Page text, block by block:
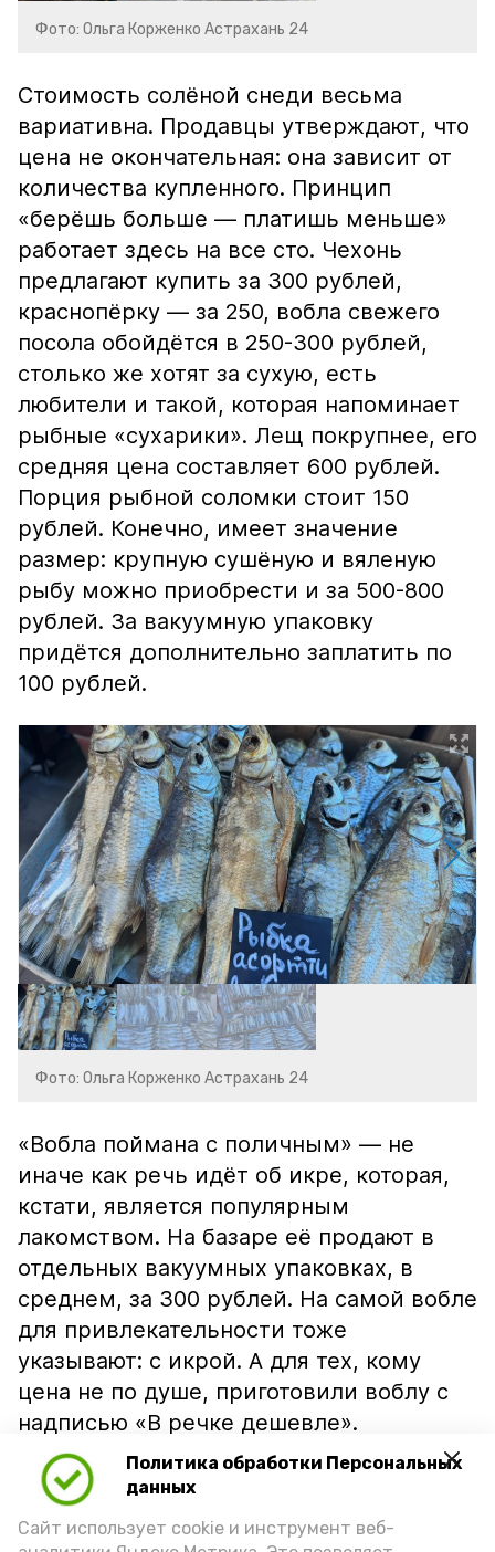
Политика обработки Персональных
данных
Сайт использует cookie и инструмент веб-
Фото: Ольга Корженко Астрахань 24
Стоимость солёной снеди весьма
вариативна. Продавцы утверждают, что
цена не окончательная: она зависит от
количества купленного. Принцип
«берёшь больше — платишь меньше»
работает здесь на все сто. Чехонь
предлагают купить за 300 рублей,
краснопёрку — за 250, вобла свежего
посола обойдётся в 250-300 рублей,
столько же хотят за сухую, есть
любители и такой, которая напоминает
рыбные «сухарики». Лещ покрупнее, его
средняя цена составляет 600 рублей.
Порция рыбной соломки стоит 150
рублей. Конечно, имеет значение
размер: крупную сушёную и вяленую
рыбу можно приобрести и за 500-800
рублей. За вакуумную упаковку
придётся дополнительно заплатить по
100 рублей.
Фото: Ольга Корженко Астрахань 24
«Вобла поймана с поличным» — не
иначе как речь идёт об икре, которая,
кстати, является популярным
лакомством. На базаре её продают в
отдельных вакуумных упаковках, в
среднем, за 300 рублей. На самой вобле
для привлекательности тоже
указывают: с икрой. А для тех, кому
цена не по душе, приготовили воблу с
надписью «В речке дешевле».